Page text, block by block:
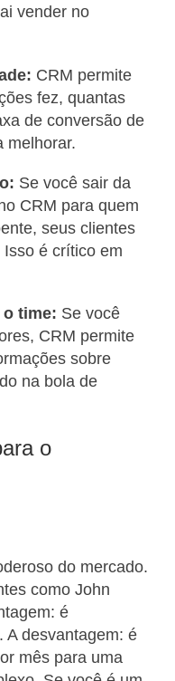
vender no
CRM permite
fez, quantas
de conversão de
melhorar.
Se você sair da
CRM para quem
seus clientes
é crítico em
time: Se você
CRM permite
sobre
na bola de
o
do mercado.
como John
é
A desvantagem: é
mês para uma